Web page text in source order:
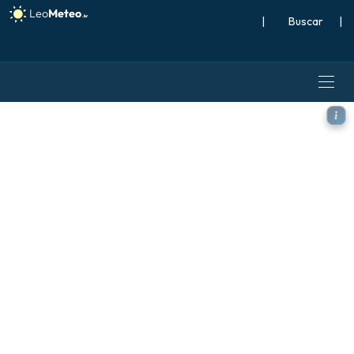
| |
ECMWF AIFS [AI] modelo